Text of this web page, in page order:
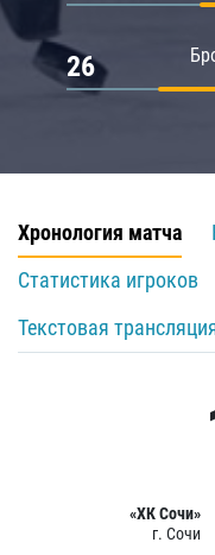
26
Хронология матча
Статистика игроков
Текстовая
«ХК Сочи»
г. Сочи